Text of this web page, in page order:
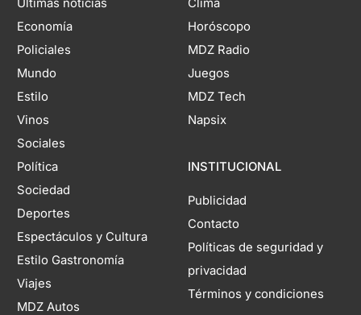
Últimas noticias
Economía
Policiales
Mundo
Estilo
Vinos
Sociales
Política
Sociedad
Deportes
Espectáculos y Cultura
Estilo Gastronomía
Viajes
MDZ Autos
Clima
Horóscopo
MDZ Radio
Juegos
MDZ Tech
Napsix
INSTITUCIONAL
Publicidad
Contacto
Políticas de seguridad y
privacidad
Términos y condiciones